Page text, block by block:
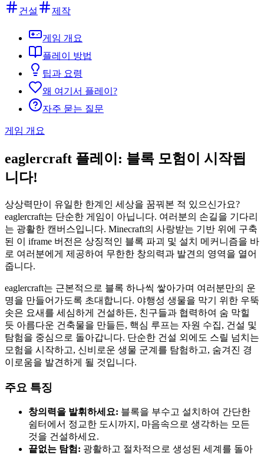
건설 제작
게임 개요
플레이 방법
팁과 요령
왜 여기서 플레이?
자주 묻는 질문
게임 개요
eaglercraft 플레이: 블록 모험이 시작됩
니다!
상상력만이 유일한 한계인 세상을 꿈꿔본 적 있으신가요?
eaglercraft는 단순한 게임이 아닙니다. 여러분의 손길을 기다리
는 광활한 캔버스입니다. Minecraft의 사랑받는 기반 위에 구축
된 이 iframe 버전은 상징적인 블록 파괴 및 설치 메커니즘을 바
로 여러분에게 제공하여 무한한 창의력과 발견의 영역을 열어
줍니다.
eaglercraft는 근본적으로 블록 하나씩 쌓아가며 여러분만의 운
명을 만들어가도록 초대합니다. 야행성 생물을 막기 위한 우뚝
솟은 요새를 세심하게 건설하든, 친구들과 협력하여 숨 막힐
듯 아름다운 건축물을 만들든, 핵심 루프는 자원 수집, 건설 및
탐험을 중심으로 돌아갑니다. 단순한 건설 외에도 스릴 넘치는
모험을 시작하고, 신비로운 생물 군계를 탐험하고, 숨겨진 경
이로움을 발견하게 될 것입니다.
주요 특징
창의력을 발휘하세요: 블록을 부수고 설치하여 간단한
쉼터에서 정교한 도시까지, 마음속으로 생각하는 모든
것을 건설하세요.
끝없는 탐험: 광활하고 절차적으로 생성된 세계를 돌아